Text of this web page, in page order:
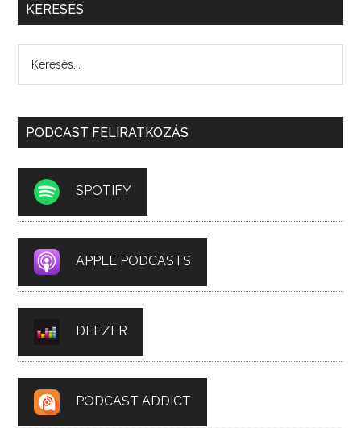
KERESÉS
PODCAST FELIRATKOZÁS
SPOTIFY
APPLE PODCASTS
DEEZER
PODCAST ADDICT